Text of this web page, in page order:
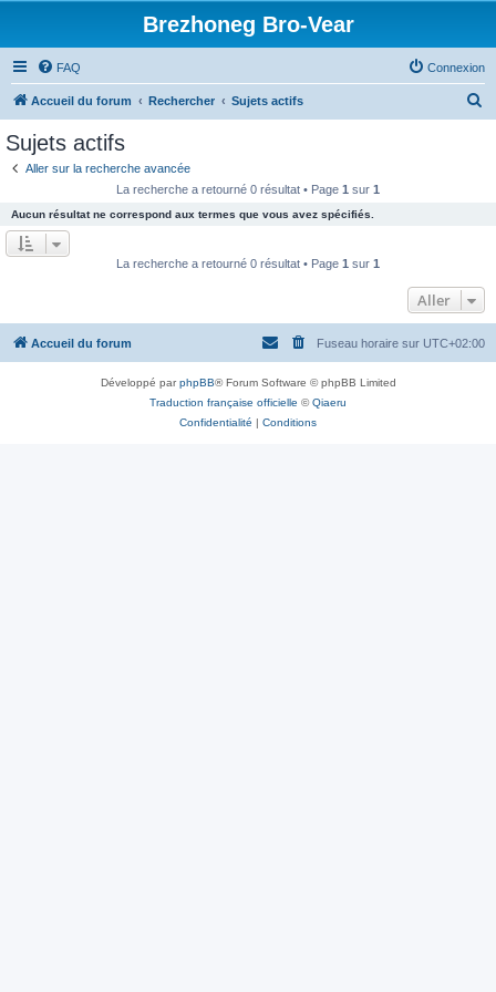
Brezhoneg Bro-Vear
FAQ Connexion
Accueil du forum Rechercher Sujets actifs
e
r
Sujets actifs
Aller sur la recherche avancée
La recherche a retourné 0 résultat • Page 1 sur 1
Aucun résultat ne correspond aux termes que vous avez spécifiés.
La recherche a retourné 0 résultat • Page 1 sur 1
Aller
Accueil du forum Fuseau horaire sur UTC+02:00
Développé parphpBB® Forum Software © phpBB Limited
Traduction française officielle ©Qiaeru
Confidentialité | Conditions